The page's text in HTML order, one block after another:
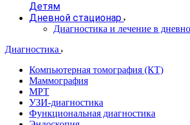
Детям
Дневной стационар
Диагностика и лечение в
Диагностика
Компьютерная томография (КТ)
Маммография
МРТ
УЗИ-диагностика
Функциональная диагностика